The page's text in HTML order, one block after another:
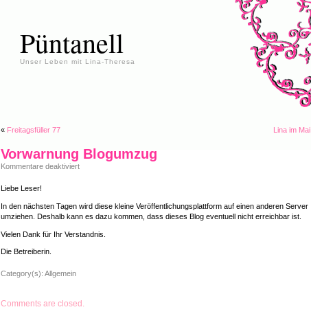
Püntanell
Unser Leben mit Lina-Theresa
« Freitagsfüller 77 Lina im Mai
Vorwarnung Blogumzug
Kommentare deaktiviertfür
Liebe Leser!
In den nächsten Tagen wird diese kleine Veröffentlichungsplattform auf einen anderen Server
umziehen. Deshalb kann es dazu kommen, dass dieses Blog eventuell nicht erreichbar ist.
Vielen Dank für Ihr Verstandnis.
Die Betreiberin.
Category(s): Allgemein
Comments are closed.